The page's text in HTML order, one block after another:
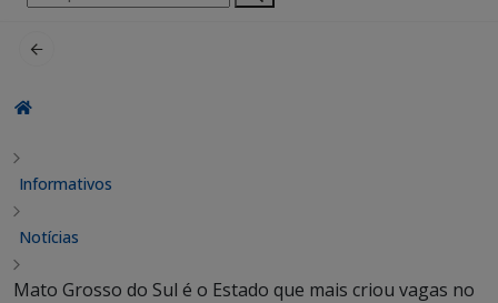
por:
Informativos
Notícias
Mato Grosso do Sul é o Estado que mais criou vagas no